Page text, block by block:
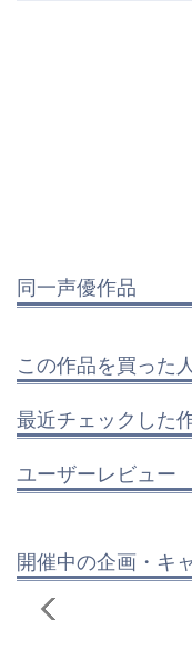
同一声優作品
この作品を買った
最近チェックした
ユーザーレビュー
開催中の企画・キ